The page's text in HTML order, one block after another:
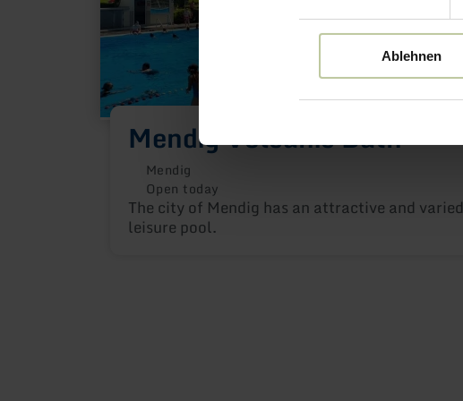
Ablehnen
Mendig Volcanic Bath
Mendig
Open today
The city of Mendig has an attractive and varied
leisure pool.